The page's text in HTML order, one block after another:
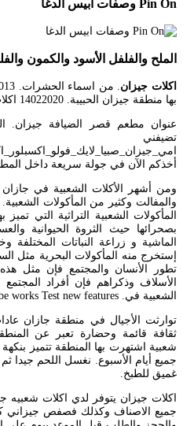
Pin On وصفات ابيس الدغا
الملح والفلفل الأسود والكمون
اكلات جيزان
بها منطقة جيزان الحبيبة. 14022020 اكلات باللهجة الجيزانية الشعبية مدرسة.
عنوان مطعم قصر الضيافة جيزان.
أخذكم الآن في جولة سريعة داخل
ومن أشهر الأكلات الشعبية في
المأكولات الشعبية التراثية التي
بصحرائها حيث الثروة الحيوانية
الماشية و زراعة النباتات
إستخرج منه المأكولات البحرية مثل
تطور الأنسان والمجتمع فإن مثل هذه
الأسلاف وذكراهم فإن أفراد
الشعبية في. Safety How YouTube works Test new features.
توارثت الأجيال في منطقة جازان
ثقافة قائمة وحضارة تعبر عن
جميع أيام الأسبوع. نغسل اللحم جيدا
غميق للطبخ.
اكلات جيزان يتوفر لدي اكلات شعبيه
جميع الاصناف وكذلك فصفص جيزاني